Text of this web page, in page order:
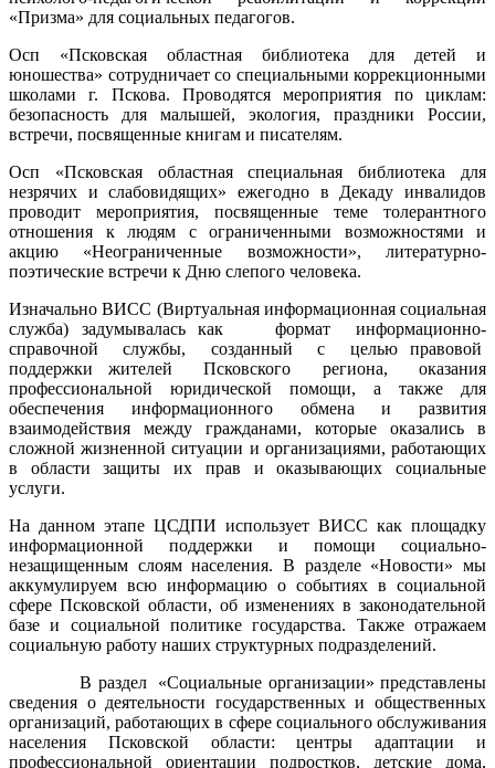
«Призма» для социальных педагогов.
Осп «Псковская областная библиотека для детей и
юношества» сотрудничает со специальными коррекционными
школами г. Пскова. Проводятся мероприятия по циклам:
безопасность для малышей, экология, праздники России,
встречи, посвященные книгам и писателям.
Осп «Псковская областная специальная библиотека для
незрячих и слабовидящих» ежегодно в Декаду инвалидов
проводит мероприятия, посвященные теме толерантного
отношения к людям с ограниченными возможностями и
акцию «Неограниченные возможности», литературно-
поэтические встречи к Дню слепого человека.
Изначально ВИСС (Виртуальная информационная социальная
служба) задумывалась как формат информационно-
справочной службы, созданный с целью правовой
поддержки жителей Псковского региона, оказания
профессиональной юридической помощи, а также для
обеспечения информационного обмена и развития
взаимодействия между гражданами, которые оказались в
сложной жизненной ситуации и организациями, работающих
в области защиты их прав и оказывающих социальные
услуги.
На данном этапе ЦСДПИ использует ВИСС как площадку
информационной поддержки и помощи социально-
незащищенным слоям населения. В разделе «Новости» мы
аккумулируем всю информацию о событиях в социальной
сфере Псковской области, об изменениях в законодательной
базе и социальной политике государства. Также отражаем
социальную работу наших структурных подразделений.
В раздел «Социальные организации» представлены
сведения о деятельности государственных и общественных
организаций, работающих в сфере социального обслуживания
населения Псковской области: центры адаптации и
профессиональной ориентации подростков, детские дома,